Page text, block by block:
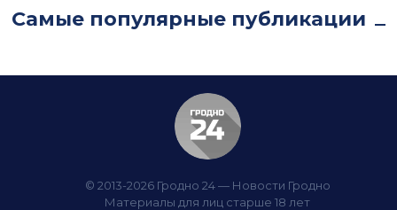
Самые популярные публикации
© 2013-2026 Гродно 24 — Новости Гродно
Материалы для лиц старше 18 лет